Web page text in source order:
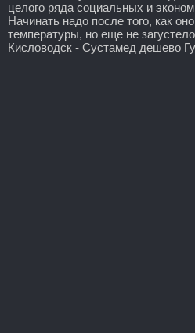
целого ряда социальных и
Начинать надо после того, как
температуры, но еще не
Кисловодск - Сустамед дешево